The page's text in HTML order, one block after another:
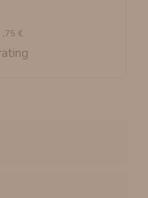
,75 €